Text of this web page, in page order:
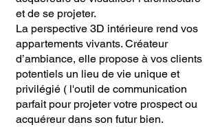
et de se projeter.
La perspective 3D intérieure rend vos
appartements vivants. Créateur
d’ambiance, elle propose à vos clients
potentiels un lieu de vie unique et
privilégié ( l'outil de communication
parfait pour projeter votre prospect ou
acquéreur dans son futur bien.